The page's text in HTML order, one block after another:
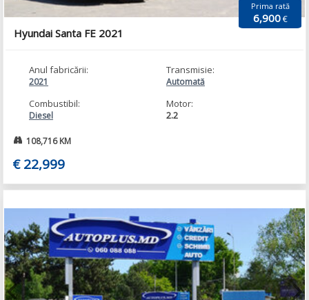
Prima rată
6,900€
Hyundai Santa FE 2021
Anul fabricării:
2021
Transmisie:
Automată
Combustibil:
Diesel
Motor:
2.2
108,716 KM
€ 22,999